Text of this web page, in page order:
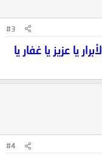
#3
يا عزيز يا غفار يا
#4